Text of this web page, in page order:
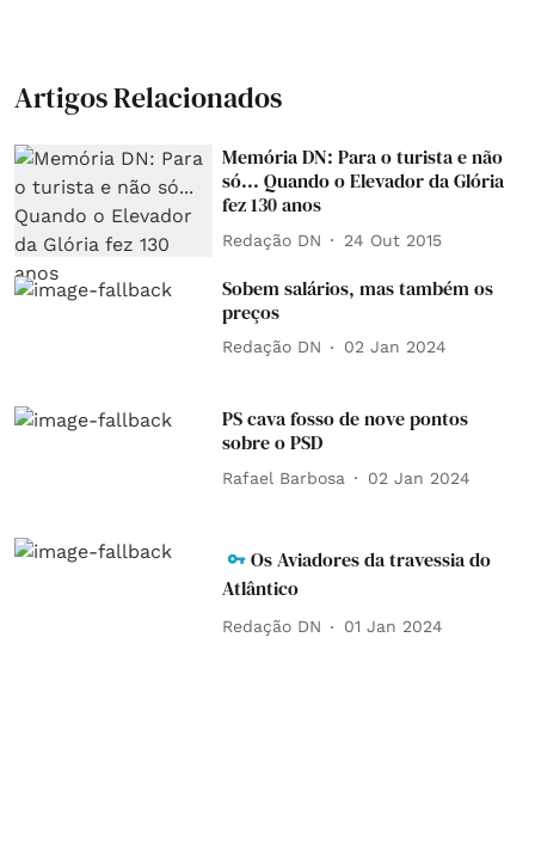
Artigos Relacionados
Memória DN: Para o turista e não
só... Quando o Elevador da Glória
fez 130 anos
Redação DN 24 Out 2015
Sobem salários, mas também os
preços
Redação DN 02 Jan 2024
PS cava fosso de nove pontos
sobre o PSD
Rafael Barbosa 02 Jan 2024
Os Aviadores da travessia do
Atlântico
Redação DN 01 Jan 2024